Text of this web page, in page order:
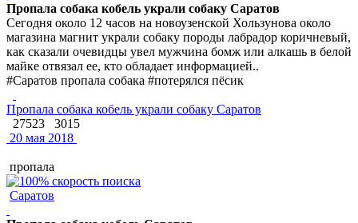
Пропала собака кобель украли собаку Саратов
Сегодня около 12 часов на новоузенской Хользунова около
магазина магнит украли собаку породы лабрадор коричневый,
как сказали очевидцы увел мужчина бомж или алкашь в белой
майке отвязал ее, кто обладает информацией..
#Саратов пропала собака #потерялся пёсик
Пропала собака кобель украли собаку Саратов
27523
3015
20 мая 2018
пропала
Саратов